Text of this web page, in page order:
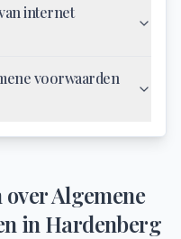
internet
voorwaarden
overAlgemene
in Hardenberg